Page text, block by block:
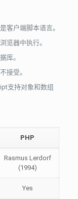
客户端脚本语言。
览器中执行。
库。
接受。
支持对象和数组
PHP
Rasmus Lerdorf
(1994)
Yes